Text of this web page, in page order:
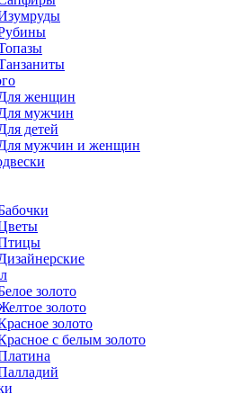
женщин
мужчин
детей
мужчин и женщин
золото
золото
золото
с белым золото